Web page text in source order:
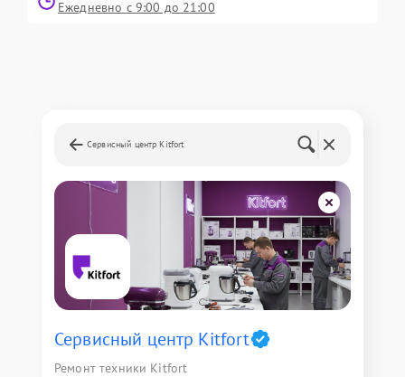
Ежедневно с 9:00 до 21:00
Сервисный центр Kitfort
Сервисный центр Kitfort
Ремонт техники Kitfort